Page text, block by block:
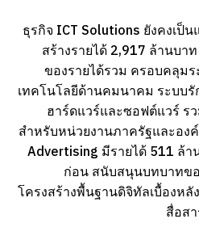
ธุรกิจ ICT Solutions ยังคงเป็น
สร้างรายได้ 2,917 ล้านบ
ของรายได้รวม ครอบคลุม
เทคโนโลยีด้านคมนาคม ระบบ
ฮาร์ดแวร์และซอฟต์แวร์ ร
สำหรับหน่วยงานภาครัฐและอ
Advertising มีรายได้ 511 ล้
ก่อน สนับสนุนบทบาทข
โครงสร้างพื้นฐานดิจิทัลเบื้องหลั
สื่อส